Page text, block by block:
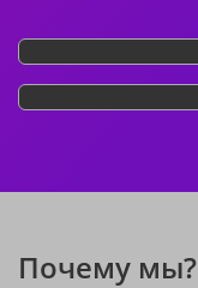
Почему мы?